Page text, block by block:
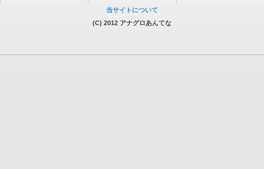
当サイトについて
(C) 2012 アナグロあんてな